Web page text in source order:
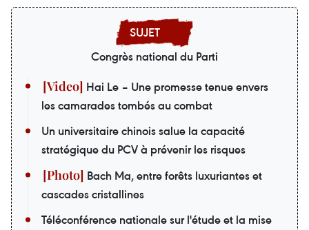
Congrès national du Parti
Hai Le – Une promesse tenue envers
les camarades tombés au combat
Un universitaire chinois salue la capacité
stratégique du PCV à prévenir les risques
Bach Ma, entre forêts luxuriantes et
cascades cristallines
Téléconférence nationale sur l'étude et la mise